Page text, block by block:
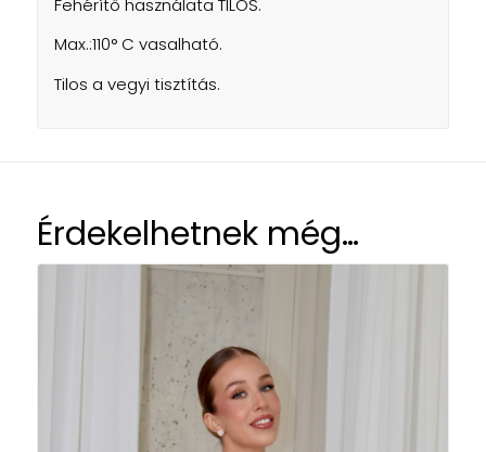
Max.:110° C vasalható.
Tilos a vegyi tisztítás.
Érdekelhetnek még…